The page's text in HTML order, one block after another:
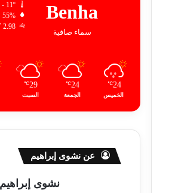
Benha
سماء صافية
55%
2.98 كيلومتر/ساعة
24
℃
الخميس
24
℃
الجمعة
29
℃
السبت
عن نشوى إبراهيم
نشوى إبراهيم